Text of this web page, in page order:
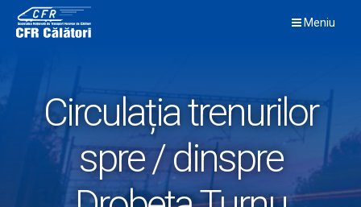
content
Meniu
Circulația trenurilor
spre / dinspre